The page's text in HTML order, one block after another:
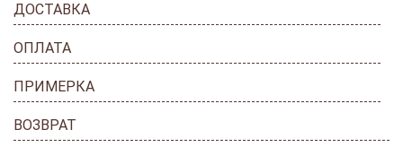
ДОСТАВКА
ОПЛАТА
ПРИМЕРКА
ВОЗВРАТ